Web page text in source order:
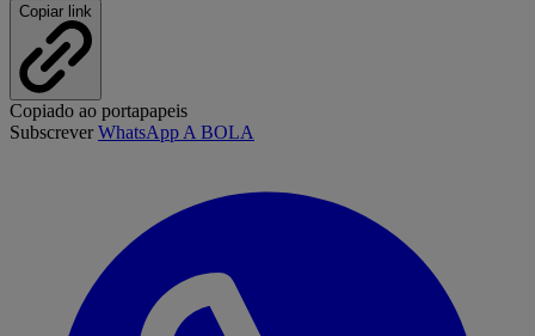
Copiar link
Copiado ao portapapeis
SubscreverWhatsApp A BOLA